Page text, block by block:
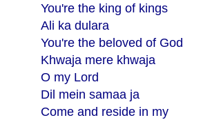
You're the king of kings
Ali ka dulara
You're the beloved of God
Khwaja mere khwaja
O my Lord
Dil mein samaa ja
Come and reside in my